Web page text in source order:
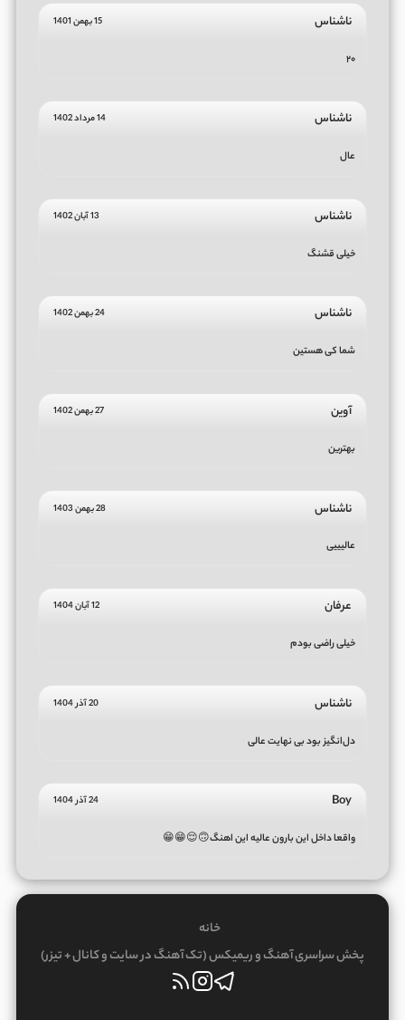
ناشناس 15 بهمن 1401
۲۰
ناشناس 14 مرداد 1402
عال
ناشناس 13 آبان 1402
خیلی قشنگ
ناشناس 24 بهمن 1402
شما کی هستین
آوین 27 بهمن 1402
بهترین
ناشناس 28 بهمن 1403
عالیییی
عرفان 12 آبان 1404
خیلی راضی بودم
ناشناس 20 آذر 1404
دل‌انگیز بود بی نهایت عالی
Boy 24 آذر 1404
واقعا داخل این بارون عالیه این اهنگ🙃😌😁😁
خانه
پخش سراسری آهنگ و ریمیکس (تک آهنگ در سایت و کانال + تیزر)